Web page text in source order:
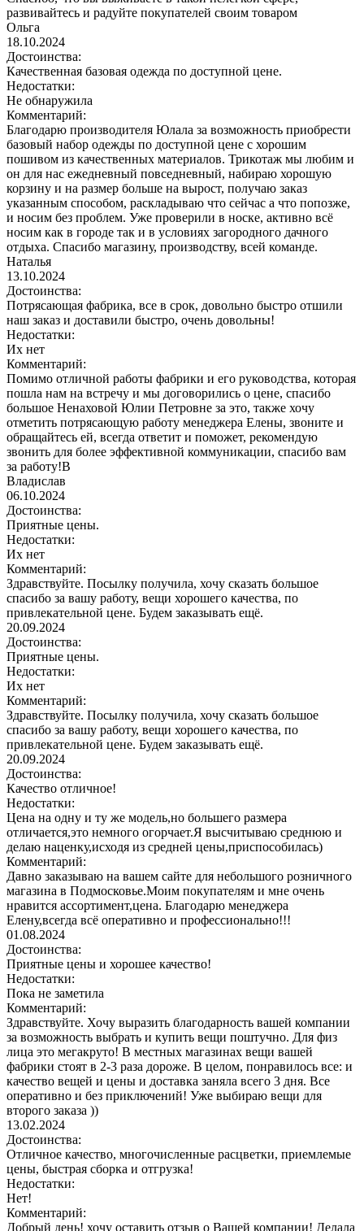
развивайтесь и радуйте покупателей своим товаром
Ольга
18.10.2024
Достоинства:
Качественная базовая одежда по доступной цене.
Недостатки:
Не обнаружила
Комментарий:
Благодарю производителя Юлала за возможность приобрести
базовый набор одежды по доступной цене с хорошим
пошивом из качественных материалов. Трикотаж мы любим и
он для нас ежедневный повседневный, набираю хорошую
корзину и на размер больше на вырост, получаю заказ
указанным способом, раскладываю что сейчас а что попозже,
и носим без проблем. Уже проверили в носке, активно всё
носим как в городе так и в условиях загородного дачного
отдыха. Спасибо магазину, производству, всей команде.
Наталья
13.10.2024
Достоинства:
Потрясающая фабрика, все в срок, довольно быстро отшили
наш заказ и доставили быстро, очень довольны!
Недостатки:
Их нет
Комментарий:
Помимо отличной работы фабрики и его руководства, которая
пошла нам на встречу и мы договорились о цене, спасибо
большое Ненаховой Юлии Петровне за это, также хочу
отметить потрясающую работу менеджера Елены, звоните и
обращайтесь ей, всегда ответит и поможет, рекомендую
звонить для более эффективной коммуникации, спасибо вам
за работу!В
Владислав
06.10.2024
Достоинства:
Приятные цены.
Недостатки:
Их нет
Комментарий:
Здравствуйте. Посылку получила, хочу сказать большое
спасибо за вашу работу, вещи хорошего качества, по
привлекательной цене. Будем заказывать ещё.
20.09.2024
Достоинства:
Приятные цены.
Недостатки:
Их нет
Комментарий:
Здравствуйте. Посылку получила, хочу сказать большое
спасибо за вашу работу, вещи хорошего качества, по
привлекательной цене. Будем заказывать ещё.
20.09.2024
Достоинства:
Качество отличное!
Недостатки:
Цена на одну и ту же модель,но большего размера
отличается,это немного огорчает.Я высчитываю среднюю и
делаю наценку,исходя из средней цены,приспособилась)
Комментарий:
Давно заказываю на вашем сайте для небольшого розничного
магазина в Подмосковье.Моим покупателям и мне очень
нравится ассортимент,цена. Благодарю менеджера
Елену,всегда всё оперативно и профессионально!!!
01.08.2024
Достоинства:
Приятные цены и хорошее качество!
Недостатки:
Пока не заметила
Комментарий:
Здравствуйте. Хочу выразить благодарность вашей компании
за возможность выбрать и купить вещи поштучно. Для физ
лица это мегакруто! В местных магазинах вещи вашей
фабрики стоят в 2-3 раза дороже. В целом, понравилось все: и
качество вещей и цены и доставка заняла всего 3 дня. Все
оперативно и без приключений! Уже выбираю вещи для
второго заказа ))
13.02.2024
Достоинства:
Отличное качество, многочисленные расцветки, приемлемые
цены, быстрая сборка и отгрузка!
Недостатки:
Нет!
Комментарий:
Добрый день! хочу оставить отзыв о Вашей компании! Делала